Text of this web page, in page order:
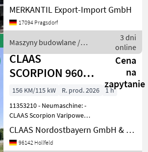
Geschwindigkeit: 40 km/h,
Tragkraft: 3800 kg,
Hubhöhe: 700 cm, Kabine,
_______
MERKANTIL Export-Import GmbH
17094 Pragsdorf
Maszyny budowlane /
Massey Ferguson
3 dni
online
CLAAS
SCORPION 960
VARIPOWER 2 +
Cena
na
zapytanie
156 KM/115 kW R. prod. 2026
1 h
11353210 - Neumaschine: -
CLAAS Scorpion Varipower2
Plus - Baujahr: 2026
Technikjahr: 2026 -
Betriebsstunden: ca. 5 h -
CLAAS Nordostbayern GmbH & Co. KG, Hollfeld
96142 Hollfeld